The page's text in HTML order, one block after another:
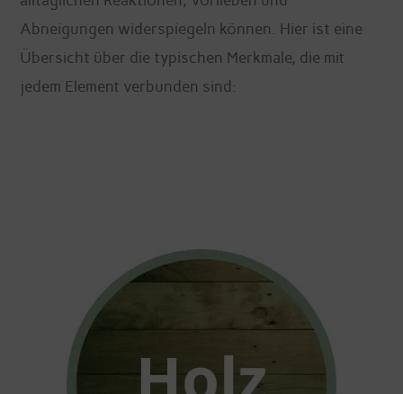
Abneigungen widerspiegeln können. Hier ist eine
Übersicht über die typischen Merkmale, die mit
jedem Element verbunden sind: